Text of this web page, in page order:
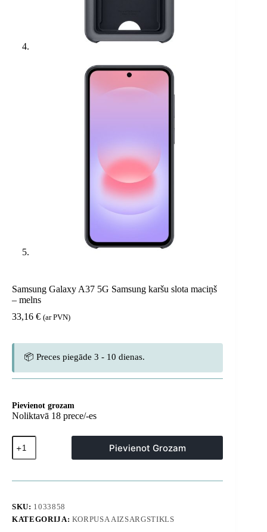
Samsung Galaxy A37 5G Samsung karšu slota maciņš
– melns
33,16 € (ar PVN)
📦 Preces piegāde 3 - 10 dienas.
Pievienot grozam
Noliktavā 18 prece/-es
Samsung
Galaxy
A37
Samsung
maciņš
-
Pievienot Grozam
SKU: 1033858
KATEGORIJA: KORPUSA AIZSARGSTIKLS